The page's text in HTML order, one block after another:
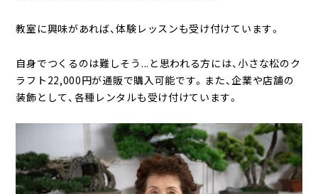
教室に興味があれば、体験レッスンも受け付けています。
自身でつくるのは難しそう...と思われる方には、小さな松のク
ラフト22,000円が通販で購入可能です。また、企業や店舗の
装飾として、各種レンタルも受け付けています。